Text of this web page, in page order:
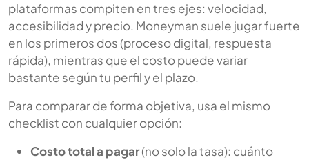
plataformas compiten en tres ejes: velocidad,
accesibilidad y precio. Moneyman suele jugar fuerte
en los primeros dos (proceso digital, respuesta
rápida), mientras que el costo puede variar
bastante según tu perfil y el plazo.
Para comparar de forma objetiva, usa el mismo
checklist con cualquier opción:
Costo total a pagar(no solo la tasa): cuánto